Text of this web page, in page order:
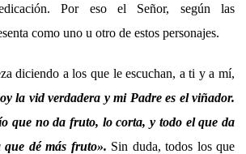
Por eso el Señor, según las
como uno u otro de estos personajes.
diciendo a los que le escuchan, a ti y a mí,
la vid verdadera y mi Padre es el viñador.
que no da fruto, lo corta, y todo el que da
dé más fruto». Sin duda, todos los que